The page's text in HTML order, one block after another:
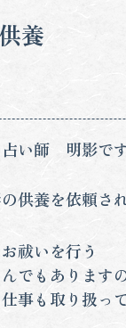
養
い師 明影です
供養を依頼さ
祓いを行う
でもあります
事も取り扱っ